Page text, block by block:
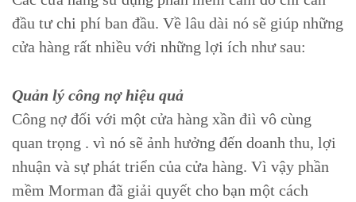
đầu tư chi phí ban đầu. Về lâu dài nó sẽ giúp những
cửa hàng rất nhiều với những lợi ích như sau:
Quản lý công nợ hiệu quả
Công nợ đối với một cửa hàng xần điì vô cùng
quan trọng . vì nó sẽ ảnh hưởng đến doanh thu, lợi
nhuận và sự phát triển của cửa hàng. Vì vậy phần
mềm Morman đã giải quyết cho bạn một cách